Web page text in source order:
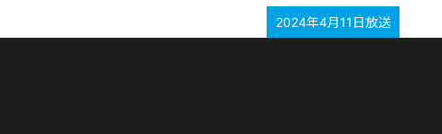
2024年4月11日放送